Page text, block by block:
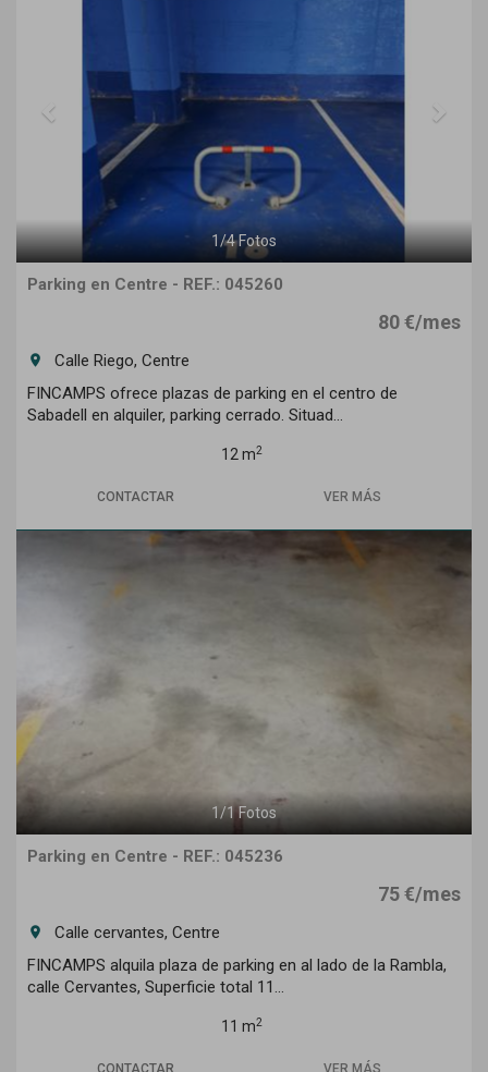
1 /4Fotos
Parking en Centre - REF.: 045260
80 €/mes
room
Calle Riego, Centre
FINCAMPS ofrece plazas de parking en el centro de
Sabadell en alquiler, parking cerrado. Situad...
12 m2
CONTACTAR VER MÁS
1/1Fotos
Parking en Centre - REF.: 045236
75 €/mes
room
Calle cervantes, Centre
FINCAMPS alquila plaza de parking en al lado de la Rambla,
calle Cervantes, Superficie total 11...
11 m2
CONTACTAR VER MÁS